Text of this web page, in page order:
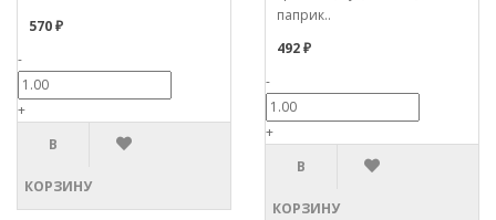
570 ₽
-
+
В
КОРЗИНУ
паприк..
492 ₽
-
+
В
КОРЗИНУ